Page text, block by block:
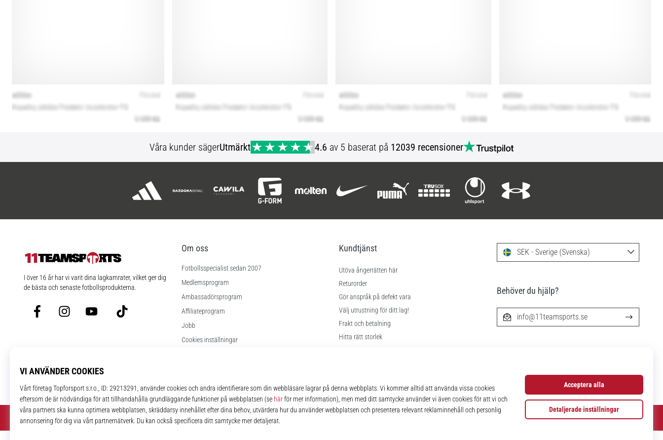
Våra kunder sägerUtmärkt 4.6 av 5 baserat på 12039 recensioner
11teamsports.se
I över 16 år har vi varit dina lagkamrater, vilket ger dig
de bästa och senaste fotbollsprodukterna.
FacebookInstagramYouTubeTikTok
Om oss
Fotbollsspecialist sedan 2007
Medlemsprogram
Ambassadörsprogram
Affiliateprogram
Jobb
Cookies inställningar
Kundtjänst
Utöva ångerrätten här
Returorder
Gör anspråk på defekt vara
Välj utrustning för ditt lag!
Frakt och betalning
Hitta rätt storlek
SEK - Sverige (Svenska)
Behöver du hjälp?
info@11teamsports.se